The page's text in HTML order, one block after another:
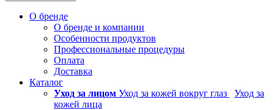
О бренде
О бренде и компании
Особенности продуктов
Профессиональные процедуры
Оплата
Доставка
Каталог
Уход за лицом Уход за кожей вокруг глаз
Уход за
кожей лица